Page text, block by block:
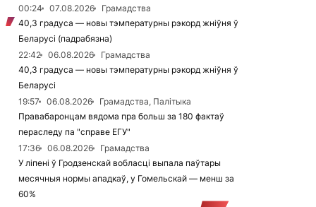
00:24 07.08.2026
Грамадства
40,3 градуса — новы тэмпературны рэкорд жніўня ў
Беларусі (падрабязна)
22:42
06.08.2026
Грамадства
40,3 градуса — новы тэмпературны рэкорд жніўня ў
Беларусі
19:57
06.08.2026
Грамадства, Палітыка
Правабаронцам вядома пра больш за 180 фактаў
пераследу па "справе ЕГУ"
17:36
06.08.2026
Грамадства
У ліпені ў Гродзенскай вобласці выпала паўтары
месячныя нормы ападкаў, у Гомельскай — менш за
60%